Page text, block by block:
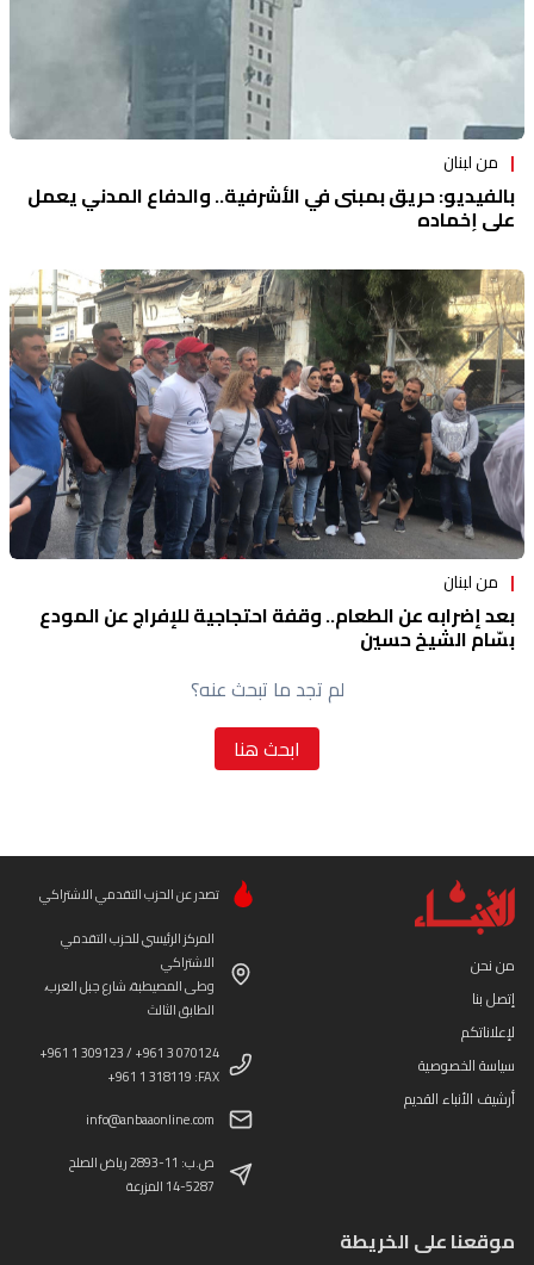
من لبنان
بالفيديو: حريق بمبنى في الأشرفية.. والدفاع المدني يعمل
على إخماده
من لبنان
بعد إضرابه عن الطعام.. وقفة احتجاجية للإفراج عن المودع
بسّام الشيخ حسين
لم تجد ما تبحث عنه؟
ابحث هنا
من نحن
إتصل بنا
لإعلاناتكم
سياسة الخصوصية
أرشيف الأنباء القديم
تصدر عن الحزب التقدمي الاشتراكي
المركز الرئيسي للحزب التقدمي
الاشتراكي
وطى المصيطبة، شارع جبل العرب،
الطابق الثالث
+961 1 309123 / +961 3 070124
+961 1 318119 :FAX
info@anbaaonline.com
ص.ب: 11-2893 رياض الصلح
14-5287 المزرعة
موقعنا على الخريطة